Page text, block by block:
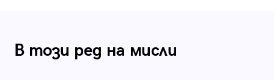
В този ред на мисли